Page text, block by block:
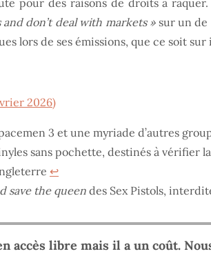
pour des raisons de droits à
and don’t deal with markets »sur un de
lors de ses émissions, que ce soit
2026)
3 et une myriade d’autres
sans pochette, destinés à vérifier
↩︎
save the queendes Sex Pistols,
accès libre mais il a un coût.